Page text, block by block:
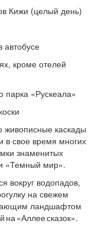
Кижи (целый день)
автобусе
кроме отелей
парка «Рускеала»
живописные каскады
в свое время многих
знаменитых
«Темный мир».
вокруг водопадов,
на свежем
ландшафтом
на «Аллее сказок».